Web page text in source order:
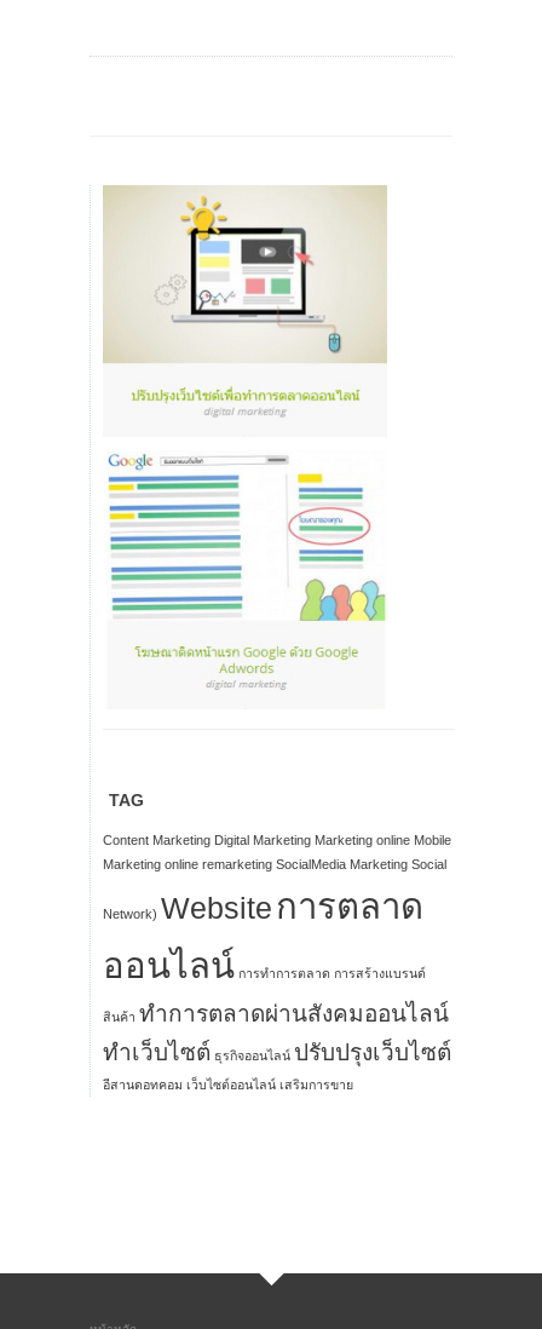
TAG
Content Marketing Digital Marketing Marketing online Mobile
Marketing online remarketing SocialMedia Marketing Social
Network) Website การตลาด
ออนไลน์ การทำการตลาด การสร้างแบรนด์
สินค้า ทำการตลาดผ่านสังคมออนไลน์
ทำเว็บไซต์ ธุรกิจออนไลน์ ปรับปรุงเว็บไซต์
อีสานดอทคอม เว็บไซต์ออนไลน์ เสริมการขาย